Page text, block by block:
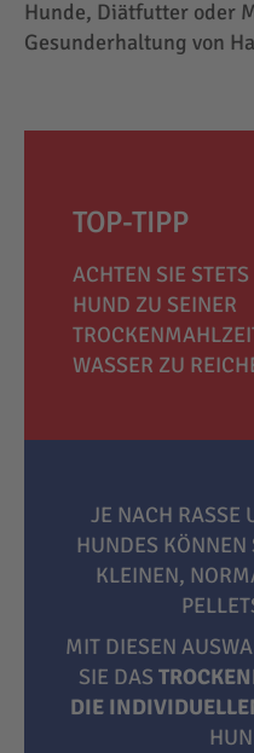
Hunde, Diätfutter oder
Gesunderhaltung von
TOP-TIPP
ACHTEN SIE
HUND ZU SEINER
WASSER ZU
JE NACH RASSE
HUNDES
KLEINEN,
MIT DIESEN
SIE DAS
DIE